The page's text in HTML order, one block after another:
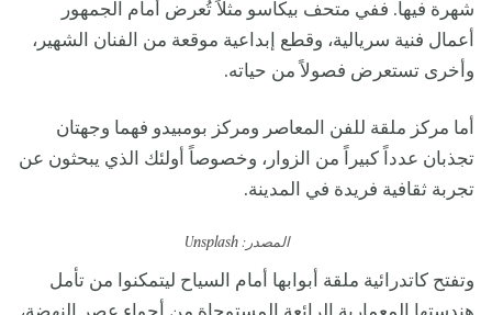
شهرة فيها. ففي متحف بيكاسو مثلاً تُعرض أمام الجمهور
أعمال فنية سريالية، وقطع إبداعية موقعة من الفنان الشهير،
وأخرى تستعرض فصولاً من حياته.
أما مركز ملقة للفن المعاصر ومركز بومبيدو فهما وجهتان
تجذبان عدداً كبيراً من الزوار، وخصوصاً أولئك الذي يبحثون عن
تجربة ثقافية فريدة في المدينة.
المصدر: Unsplash
وتفتح كاتدرائية ملقة أبوابها أمام السياح ليتمكنوا من تأمل